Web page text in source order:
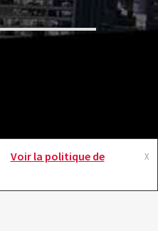
X
Voir la politique de